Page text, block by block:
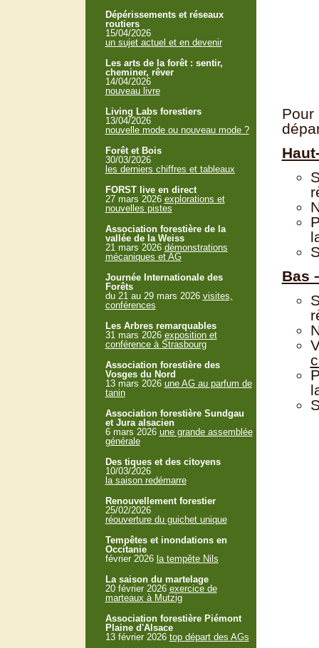
Pour
Bas
Dépérissements et réseaux
routiers
15/04/2026
un sujet actuel et en devenir
Les arts de la forêt : sentir,
cheminer, rêver
14/04/2026
nouveau livre
Living Labs forestiers
13/04/2026
nouvelle mode ou nouveau mode ?
Forêt et Bois
30/03/2026
les derniers chiffres et tableaux
FORST live en direct
27 mars 2026 explorations et
nouvelles pistes
Association forestière de la
vallée de la Weiss
21 mars 2026 démonstrations
mécaniques et AG
Journée Internationale des
Forêts
du 21 au 29 mars 2026 visites,
conférences
Les Arbres remarquables
31 mars 2026 exposition et
conférence à Strasbourg
Association forestière des
Vosges du Nord
13 mars 2026 une AG au parfum de
tanin
Association forestière Sundgau
et Jura alsacien
6 mars 2026 une grande assemblée
générale
Des tiques et des citoyens
10/03/2026
la saison redémarre
Renouvellement forestier
25/02/2026
réouverture du guichet unique
Tempêtes et inondations en
Occitanie
février 2026 la tempête Nils
La saison du martelage
20 février 2026 exercice de
marteaux à Mutzig
Association forestière Piémont
Plaine d'Alsace
13 février 2026 top départ des AGs